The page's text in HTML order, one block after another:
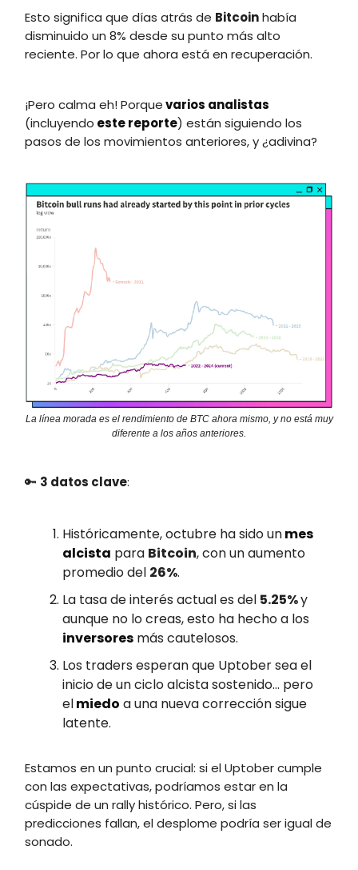
Esto significa que días atrás de Bitcoinhabía
disminuido un 8% desde su punto más alto
reciente. Por lo que ahora está en recuperación.
¡Pero calma eh! Porquevarios analistas
(incluyendo este reporte) están siguiendo los
pasos de los movimientos anteriores, y ¿adivina?
La línea morada es el rendimiento de BTC ahora mismo, y no está muy
diferente a los años anteriores.
🔑 3 datos clave:
Históricamente, octubre ha sido unmes
alcista para Bitcoin, con un aumento
promedio del 26%.
La tasa de interés actual es del 5.25%y
aunque no lo creas, esto ha hecho a los
inversores más cautelosos.
Los traders esperan que Uptober sea el
inicio de un ciclo alcista sostenido... pero
elmiedo a una nueva corrección sigue
latente.
Estamos en un punto crucial: si el Uptober cumple
con las expectativas, podríamos estar en la
cúspide de un rally histórico. Pero, si las
predicciones fallan, el desplome podría ser igual de
sonado.